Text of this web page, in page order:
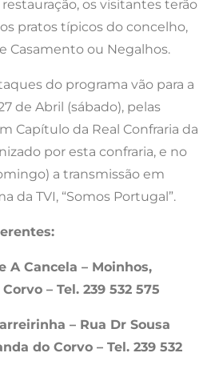
os visitantes terão
pratos típicos do concelho,
Casamento ou Negalhos.
do programa vão para a
de Abril (sábado), pelas
Capítulo da Real Confraria da
por esta confraria, e no
a transmissão em
da TVI, “Somos Portugal”.
A Cancela – Moinhos,
– Tel. 239 532 575
– Rua Dr Sousa
do Corvo – Tel. 239 532